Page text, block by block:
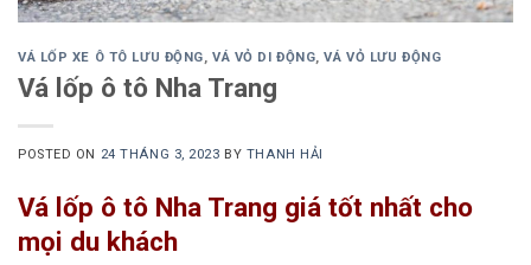
VÁ LỐP XE Ô TÔ LƯU ĐỘNG,VÁ VỎ DI ĐỘNG,VÁ VỎ LƯU ĐỘNG
Vá lốp ô tô Nha Trang
POSTED ON 24 THÁNG 3, 2023 BY THANH HẢI
Vá lốp ô tô Nha Trang giá tốt nhất cho
mọi du khách